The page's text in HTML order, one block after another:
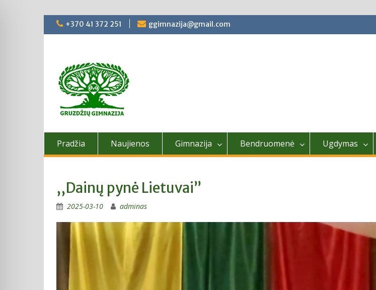
Skip
+370 41 372 251 ggimnazija@gmail.com
Pradžia Naujienos Gimnazija Bendruomenė Ugdymas
,,Dainų pynė Lietuvai”
2025-03-10 adminas